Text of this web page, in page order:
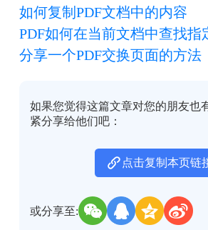
如何复制PDF文档中的内容
PDF如何在当前文档中查找指
分享一个PDF交换页面的方法
如果您觉得这篇文章对您的朋友也
紧分享给他们吧：
点击复制本页链
或分享至: